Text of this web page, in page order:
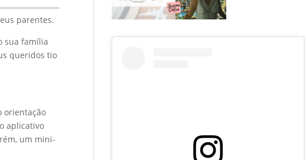
parentes.
sua família
queridos tio
orientação
aplicativo
um mini-